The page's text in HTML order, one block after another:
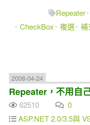
Repeater
CheckBox
複選 補
2008-04-24
Repeater，不用自
62510
0
ASP.NET 2.0/3.5與